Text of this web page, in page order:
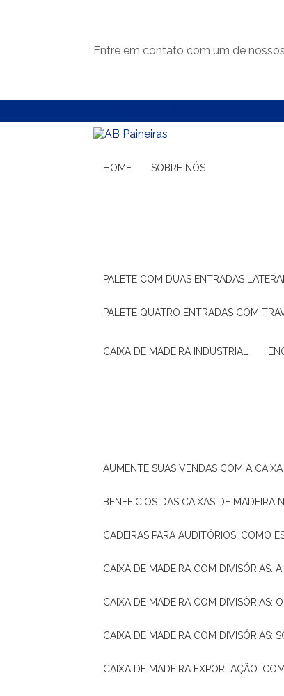
Entre em contato com um de
HOME SOBRE NÓS
PALETE COM DUAS ENTRADAS
PALETE QUATRO ENTRADAS COM
CAIXA DE MADEIRA INDUSTRIAL
AUMENTE SUAS VENDAS COM A
BENEFÍCIOS DAS CAIXAS DE
CADEIRAS PARA AUDITÓRIOS: COMO
CAIXA DE MADEIRA COM DIVISÓRIAS:
CAIXA DE MADEIRA COM DIVISÓRIAS:
CAIXA DE MADEIRA COM DIVISÓRIAS:
CAIXA DE MADEIRA EXPORTAÇÃO: